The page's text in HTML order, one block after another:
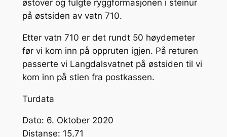
østover og fulgte ryggformasjonen i steinur
på østsiden av vatn 710.
Etter vatn 710 er det rundt 50 høydemeter
før vi kom inn på oppruten igjen. På returen
passerte vi Langdalsvatnet på østsiden til vi
kom inn på stien fra postkassen.
Turdata
Dato: 6. Oktober 2020
Distanse: 15,71